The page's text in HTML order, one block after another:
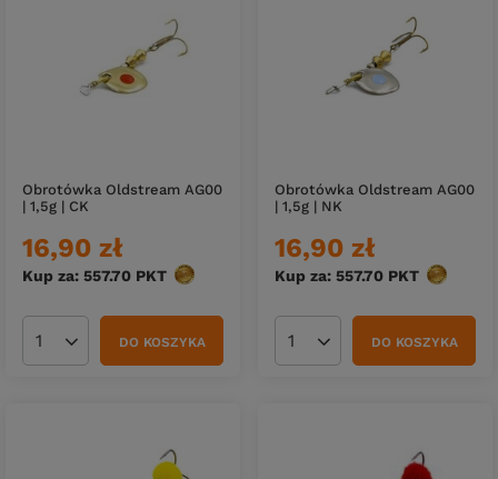
Obrotówka Oldstream AG00
| 1,5g | CK
16,90 zł
Kup za: 557.70 PKT punktów
Ilość produktówDO KOSZYKA
Obrotówka Oldstream AG00
| 1,5g | NK
16,90 zł
Kup za: 557.70 PKT punktów
Ilość produktówDO KOSZYKA